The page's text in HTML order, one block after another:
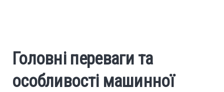
Finance
Головні переваги та
особливості машинної